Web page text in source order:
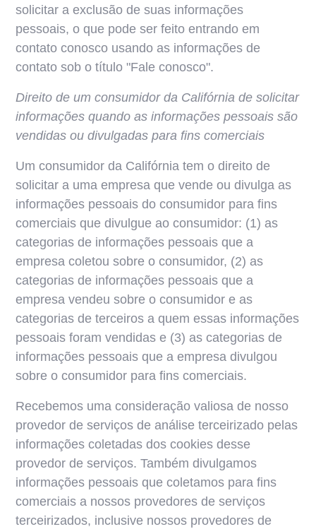
solicitar a exclusão de suas informações
pessoais, o que pode ser feito entrando em
contato conosco usando as informações de
contato sob o título "Fale conosco".
Direito de um consumidor da Califórnia de solicitar
informações quando as informações pessoais são
vendidas ou divulgadas para fins comerciais
Um consumidor da Califórnia tem o direito de
solicitar a uma empresa que vende ou divulga as
informações pessoais do consumidor para fins
comerciais que divulgue ao consumidor: (1) as
categorias de informações pessoais que a
empresa coletou sobre o consumidor, (2) as
categorias de informações pessoais que a
empresa vendeu sobre o consumidor e as
categorias de terceiros a quem essas informações
pessoais foram vendidas e (3) as categorias de
informações pessoais que a empresa divulgou
sobre o consumidor para fins comerciais.
Recebemos uma consideração valiosa de nosso
provedor de serviços de análise terceirizado pelas
informações coletadas dos cookies desse
provedor de serviços. Também divulgamos
informações pessoais que coletamos para fins
comerciais a nossos provedores de serviços
terceirizados, inclusive nossos provedores de